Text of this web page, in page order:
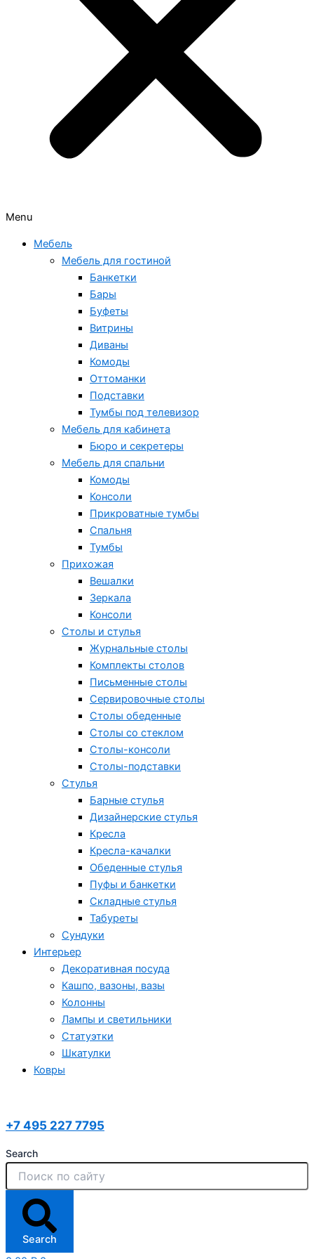
Menu
Мебель
Мебель для гостиной
Банкетки
Бары
Буфеты
Витрины
Диваны
Комоды
Оттоманки
Подставки
Тумбы под телевизор
Мебель для кабинета
Бюро и секретеры
Мебель для спальни
Комоды
Консоли
Прикроватные тумбы
Спальня
Тумбы
Прихожая
Вешалки
Зеркала
Консоли
Столы и стулья
Журнальные столы
Комплекты столов
Письменные столы
Сервировочные столы
Столы обеденные
Столы со стеклом
Столы-консоли
Столы-подставки
Стулья
Барные стулья
Дизайнерские стулья
Кресла
Кресла-качалки
Обеденные стулья
Пуфы и банкетки
Складные стулья
Табуреты
Сундуки
Интерьер
Декоративная посуда
Кашпо, вазоны, вазы
Колонны
Лампы и светильники
Статуэтки
Шкатулки
Ковры
+7 495 227 7795
Search
Search